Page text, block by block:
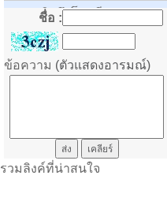
: คิดถึงโรงเรียนเสมอมา
ครับ
ศิรินทร์ทิพย์ พิพิธศาลา:
: ผมบรรจุครั้งแรกที่
ศรีแก้ว ปี2535 คิดถึงจังครับ
ชื่อ :
ข้อความ (ตัวแสดงอารมณ์)
รวมลิงค์ที่น่าสนใจ